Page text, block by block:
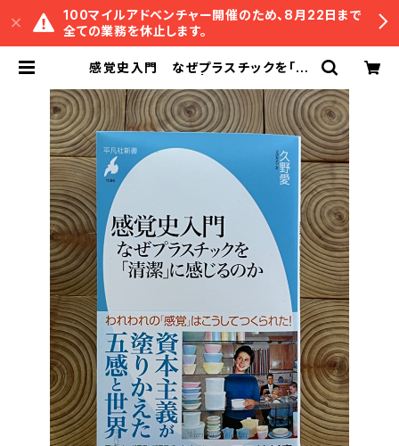
100マイルアドベンチャー開催のため、8月22日まで
全ての業務を休止します。
感覚史入門 なぜプラスチックを「清